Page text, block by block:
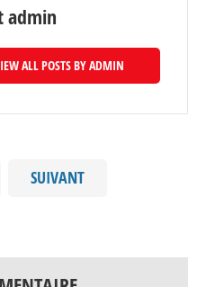
admin
ALL POSTS BY ADMIN
SUIVANT